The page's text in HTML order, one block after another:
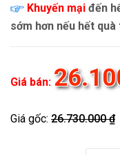
Khuyến mại đến
sớm hơn nếu hết quà
Giá bán:
Giá gốc: 26.730.000 ₫